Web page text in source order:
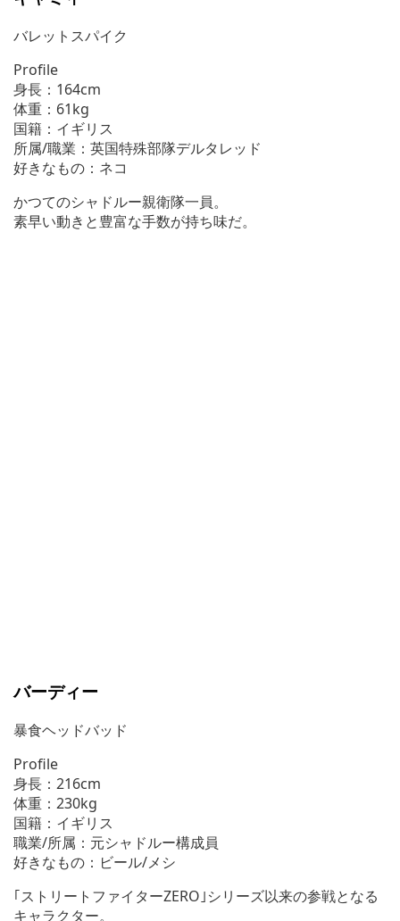
バレットスパイク
Profile
身長：164cm
体重：61kg
国籍：イギリス
所属/職業：英国特殊部隊デルタレッド
好きなもの：ネコ
かつてのシャドルー親衛隊一員。
素早い動きと豊富な手数が持ち味だ。
バーディー
暴食ヘッドバッド
Profile
身長：216cm
体重：230kg
国籍：イギリス
職業/所属：元シャドルー構成員
好きなもの：ビール/メシ
｢ストリートファイターZERO｣シリーズ以来の参戦となる
キャラクター。